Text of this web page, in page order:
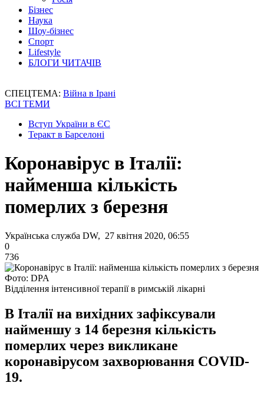
Бізнес
Наука
Шоу-бізнес
Спорт
Lifestyle
БЛОГИ ЧИТАЧІВ
СПЕЦТЕМА: Війна в Ірані
ВСІ ТЕМИ
Вступ України в ЄС
Теракт в Барселоні
Коронавірус в Італії:
найменша кількість
померлих з березня
Українська служба DW, 27 квітня 2020, 06:55
0
736
Фото: DPA
Відділення інтенсивної терапії в римській лікарні
В Італії на вихідних зафіксували
найменшу з 14 березня кількість
померлих через викликане
коронавірусом захворювання COVID-
19.